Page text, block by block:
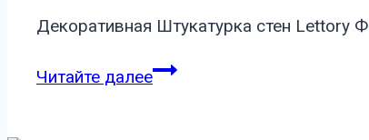
Декоративная Штукатурка стен Lettory
Читайте далееДекоративная